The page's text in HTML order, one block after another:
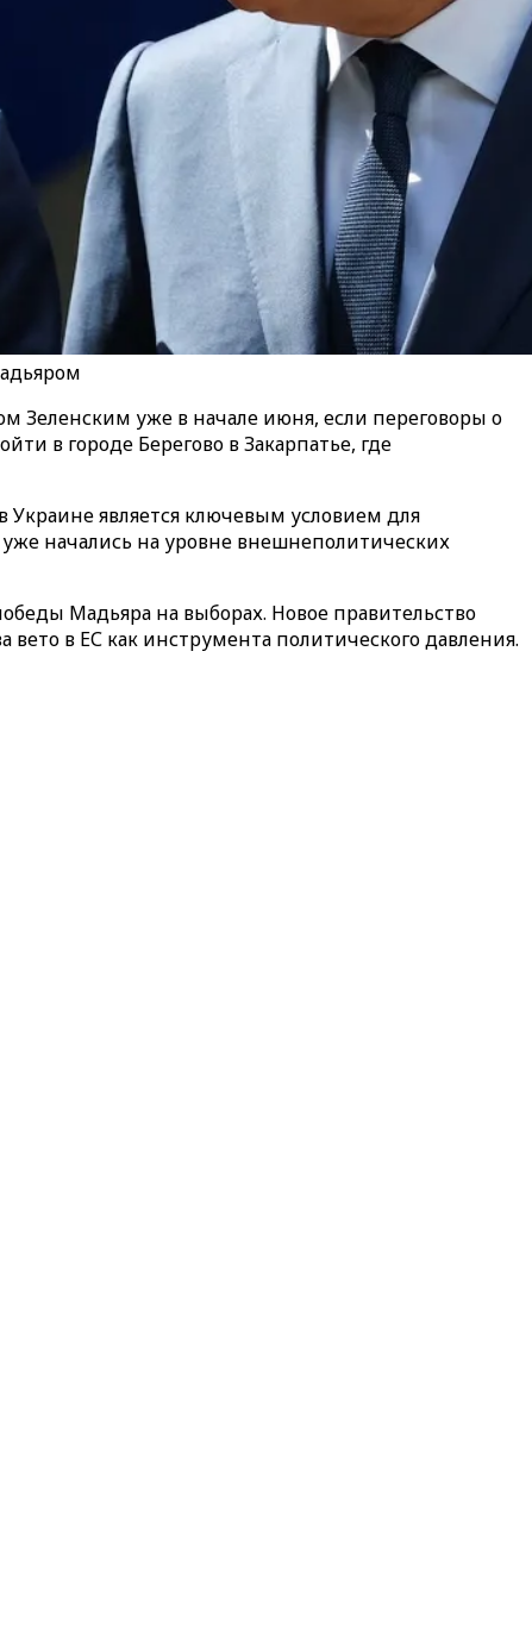
Зеленским уже в начале июня, если переговоры о
в городе Берегово в Закарпатье, где
Украине является ключевым условием для
начались на уровне внешнеполитических
Мадьяра на выборах. Новое правительство
в ЕС как инструмента политического давления.